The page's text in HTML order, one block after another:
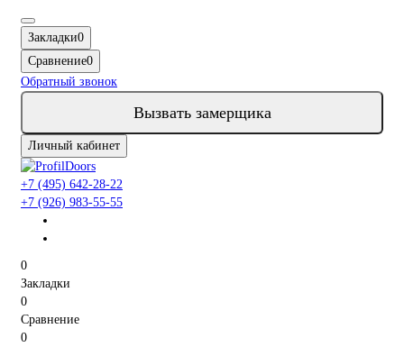
Закладки0
Сравнение0
Обратный звонок
Вызвать замерщика
Личный кабинет
+7 (495) 642-28-22
+7 (926) 983-55-55
0
Закладки
0
Сравнение
0